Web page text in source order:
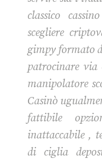
classico
scegliere
gimpy formato
patrocinare via
manipolatore
Casinò
fattibile
inattaccabile ,
di ciglia